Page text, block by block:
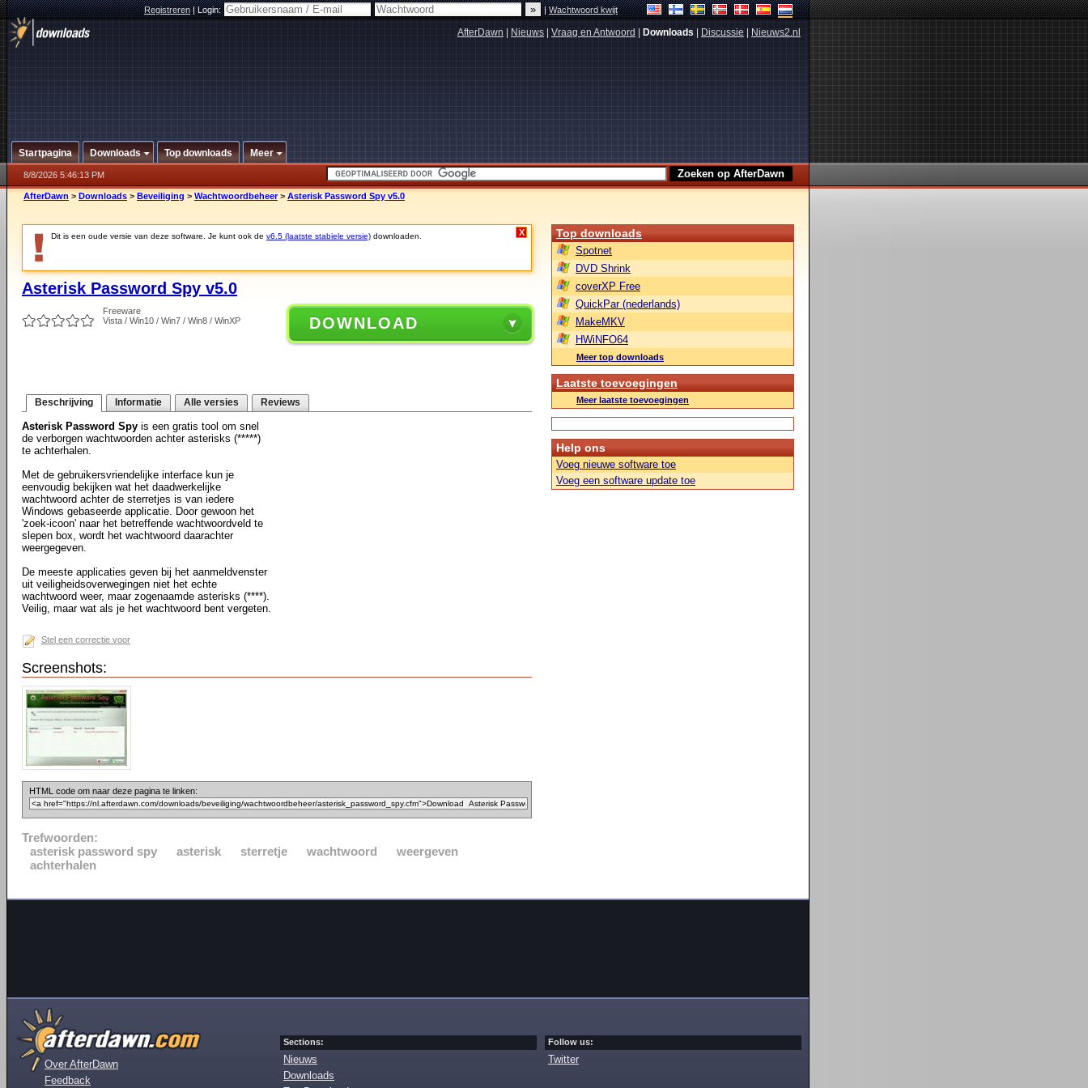
Registreren|Login: |Wachtwoord kwijt
AfterDawn Nieuws Vraag en Antwoord Downloads Discussie Nieuws2.nl
Startpagina Downloads Top downloads Meer
8/8/2026 5:46:13 PM
AfterDawn > Downloads > Beveiliging > Wachtwoordbeheer > Asterisk Password Spy v5.0
Dit is een oude versie van deze software. Je kunt ook de v6.5 (laatste stabiele versie) downloaden. X
Asterisk Password Spy v5.0
Freeware
Vista / Win10 / Win7 / Win8 / WinXP
DOWNLOAD
Beschrijving Informatie Alle versies Reviews
Asterisk Password Spy is een gratis tool om snel
de verborgen wachtwoorden achter asterisks (*****)
te achterhalen.
Met de gebruikersvriendelijke interface kun je
eenvoudig bekijken wat het daadwerkelijke
wachtwoord achter de sterretjes is van iedere
Windows gebaseerde applicatie. Door gewoon het
'zoek-icoon' naar het betreffende wachtwoordveld te
slepen box, wordt het wachtwoord daarachter
weergegeven.
De meeste applicaties geven bij het aanmeldvenster
uit veiligheidsoverwegingen niet het echte
wachtwoord weer, maar zogenaamde asterisks (****).
Veilig, maar wat als je het wachtwoord bent vergeten.
Stel een correctie voor
Screenshots:
HTML code om naar deze pagina te linken:
Trefwoorden:
asterisk password spy
asterisk sterretje wachtwoord
weergeven
achterhalen
Top downloads
Spotnet
DVD Shrink
coverXP Free
QuickPar (nederlands)
MakeMKV
HWiNFO64
Meer top downloads
Laatste toevoegingen
Meer laatste toevoegingen
Help ons
Voeg nieuwe software toe
Voeg een software update toe
Over AfterDawn
Feedback
Sections:
Nieuws
Downloads
Follow us:
Twitter